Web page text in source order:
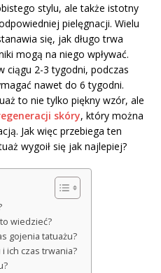
stylu, ale także istotny
pielęgnacji. Wielu
się, jak długo trwa
mogą na niego wpływać.
ciągu 2-3 tygodni, podczas
nawet do 6 tygodni.
to nie tylko piękny wzór, ale
skóry, który można
Jak więc przebiega ten
wygoił się jak najlepiej?
wiedzieć?
gojenia tatuażu?
ich czas trwania?